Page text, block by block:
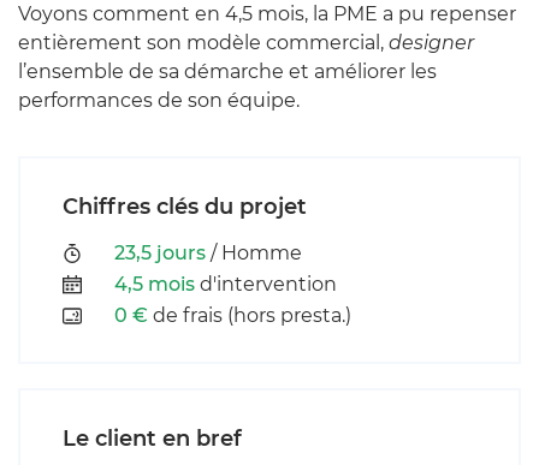
Voyons comment en 4,5 mois, la PME a pu repenser
entièrement son modèle commercial, designer
l’ensemble de sa démarche et améliorer les
performances de son équipe.
Chiffres clés du projet
23,5 jours / Homme
4,5 mois d'intervention
0 € de frais (hors presta.)
Le client en bref